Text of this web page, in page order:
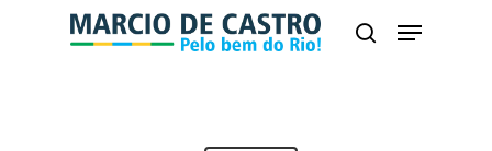
busca
Menu